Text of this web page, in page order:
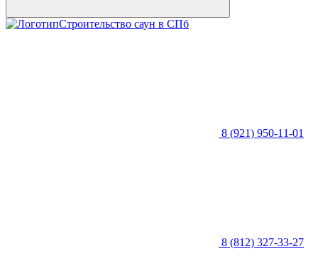
Строительство саун в СПб
8 (921) 950-11-01
8 (812) 327-33-27